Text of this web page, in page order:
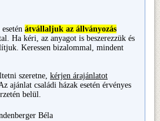
átvállaljuk az állványozás
Ha kéri, az anyagot is beszerezzük és
Keressen bizalommal, mindent
szeretne, kérjen árajánlatot
ajánlat családi házak esetén érvényes
belül.
Béla